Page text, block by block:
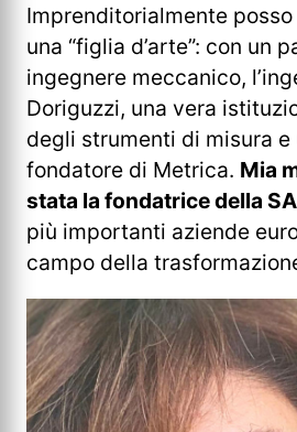
Imprenditorialmente
una “figlia d’arte”: con un
ingegnere meccanico,
Doriguzzi, una vera
degli strumenti di misura e
fondatore di Metrica. Mia
stata la fondatrice della
più importanti aziende
campo della